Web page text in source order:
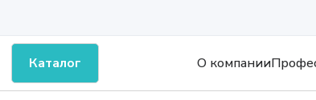
Каталог О компании